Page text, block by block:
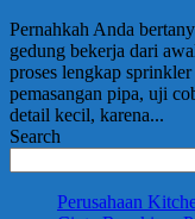
Pernahkah Anda
gedung bekerja dari
proses lengkap
pemasangan pipa, uji
detail kecil, karena...
Search
Perusahaan